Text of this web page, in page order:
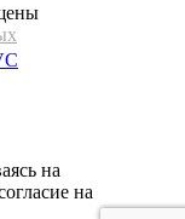
на
на